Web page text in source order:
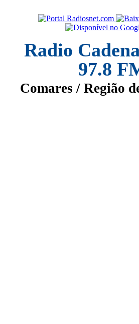
Radio
97.8
Comares / Região